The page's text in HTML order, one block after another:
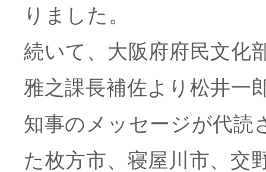
りました。
続いて、大阪府府民文化
雅之課長補佐より松井一
知事のメッセージが代読
た枚方市、寝屋川市、交